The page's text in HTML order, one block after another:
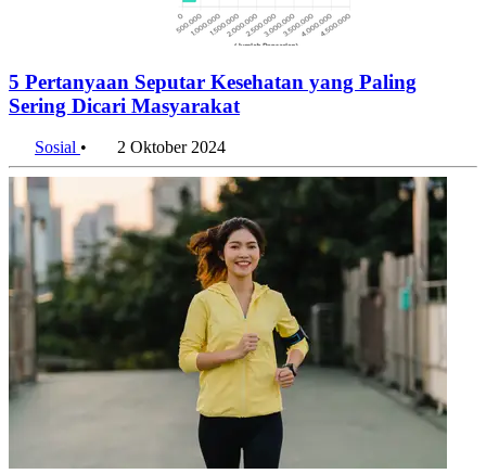
5 Pertanyaan Seputar Kesehatan yang Paling
Sering Dicari Masyarakat
Sosial • 2 Oktober 2024